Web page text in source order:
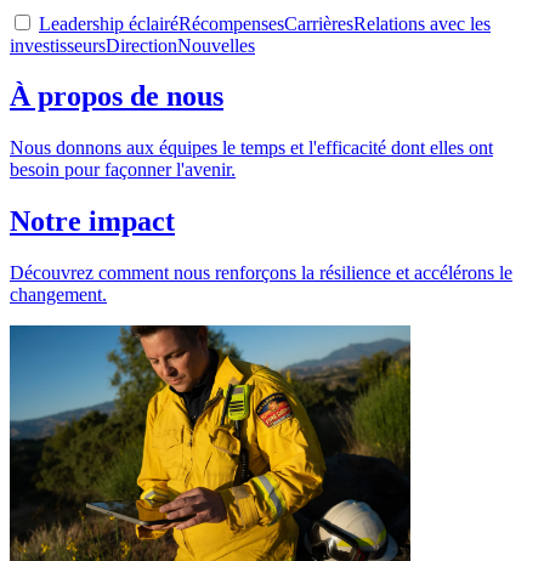
Leadership éclairéRécompensesCarrièresRelations avec les
investisseursDirectionNouvelles
À propos de nous
Nous donnons aux équipes le temps et l'efficacité dont elles ont
besoin pour façonner l'avenir.
Notre impact
Découvrez comment nous renforçons la résilience et accélérons le
changement.